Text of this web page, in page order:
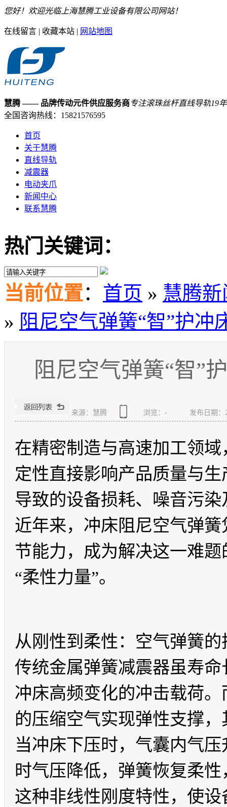
您好！欢迎光临上海慧腾工业设备有限公司网站！
在线留言 | 收藏本站 | 网站地图
慧腾—— 品牌传动元件供应服务商专注滚珠丝杆直线导轨19年
全国咨询热线： 15821576595
首页
关于慧腾
直线导轨
减震器
电动夹爪
新闻中心
联系慧腾
热门关键词：
当前位置： 首页 » 慧腾
» 阻尼空气弹簧“智”护冲
阻尼空气弹簧“智”
来源：慧腾 浏览： - 发布日期：
在精密制造与高速加工领
定性直接影响产品质量与
导致的设备损耗、噪音污
近年来，冲床阻尼空气弹
节能力，成为解决这一难
“柔性力量”。
从刚性到柔性：空气弹簧的
传统金属弹簧减震器虽寿
冲床高频变化的冲击载荷
的压缩空气实现弹性支撑
当冲床下压时，气囊内气
时气压降低，弹簧恢复柔
这种非线性刚度特性，使